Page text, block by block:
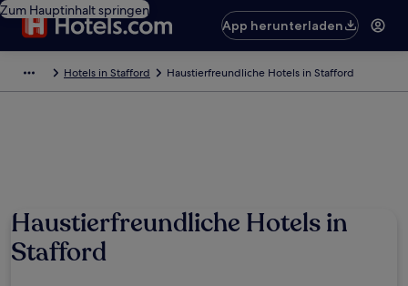
Zum Hauptinhalt springen
App herunterladen
Hotels in Stafford Haustierfreundliche Hotels in Stafford
Haustierfreundliche Hotels in
Stafford